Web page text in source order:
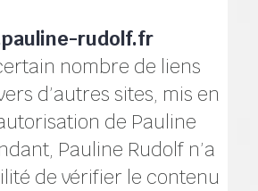
rudolf.fr
nombre de liens
d’autres sites, mis en
de Pauline
Pauline Rudolf n’a
de vérifier le contenu